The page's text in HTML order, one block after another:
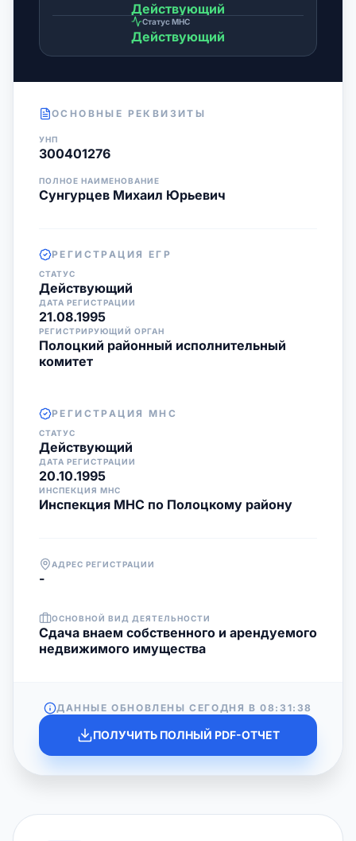
Действующий
Статус МНС
Действующий
ОСНОВНЫЕ РЕКВИЗИТЫ
УНП
300401276
ПОЛНОЕ НАИМЕНОВАНИЕ
Сунгурцев Михаил Юрьевич
РЕГИСТРАЦИЯ ЕГР
СТАТУС
Действующий
ДАТА РЕГИСТРАЦИИ
21.08.1995
РЕГИСТРИРУЮЩИЙ ОРГАН
Полоцкий районный исполнительный
комитет
РЕГИСТРАЦИЯ МНС
СТАТУС
Действующий
ДАТА РЕГИСТРАЦИИ
20.10.1995
ИНСПЕКЦИЯ МНС
Инспекция МНС по Полоцкому району
АДРЕС РЕГИСТРАЦИИ
-
ОСНОВНОЙ ВИД ДЕЯТЕЛЬНОСТИ
Сдача внаем собственного и арендуемого
недвижимого имущества
ДАННЫЕ ОБНОВЛЕНЫ СЕГОДНЯ В08:31:38
ПОЛУЧИТЬ ПОЛНЫЙ PDF-ОТЧЕТ